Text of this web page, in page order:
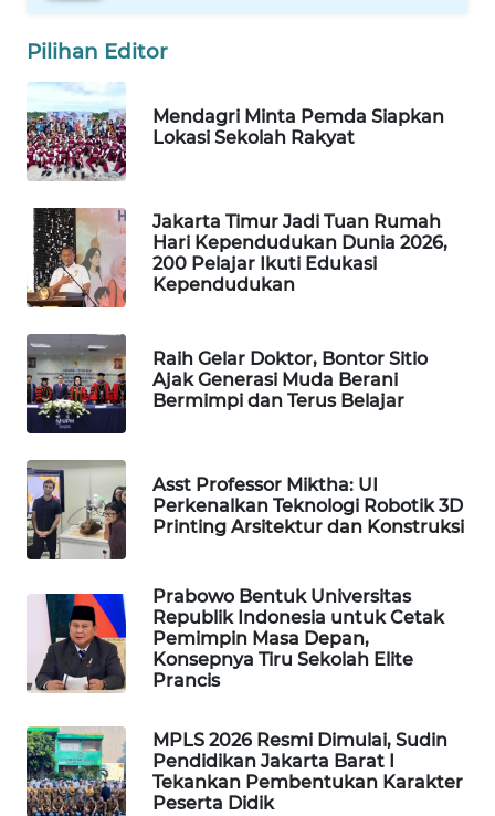
Pilihan Editor
Mendagri Minta Pemda Siapkan
Lokasi Sekolah Rakyat
Jakarta Timur Jadi Tuan Rumah
Hari Kependudukan Dunia 2026,
200 Pelajar Ikuti Edukasi
Kependudukan
Raih Gelar Doktor, Bontor Sitio
Ajak Generasi Muda Berani
Bermimpi dan Terus Belajar
Asst Professor Miktha: UI
Perkenalkan Teknologi Robotik 3D
Printing Arsitektur dan Konstruksi
Prabowo Bentuk Universitas
Republik Indonesia untuk Cetak
Pemimpin Masa Depan,
Konsepnya Tiru Sekolah Elite
Prancis
MPLS 2026 Resmi Dimulai, Sudin
Pendidikan Jakarta Barat I
Tekankan Pembentukan Karakter
Peserta Didik
CO ID
NET
WAHANA
SPORT
WAHANA
UMKM
SELEB
WAHANA
PERSONA
WAHANA
OTOMOTIF
WAHANA
WAHANA
DESA
WISATA
LAPAK
WAHANA